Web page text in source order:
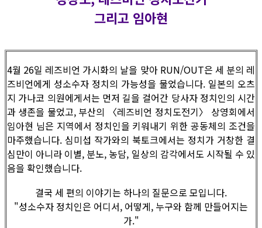
그리고 임아현
4월 26일 레즈비언 가시화의 날을 맞아 RUN/OUT은 세 분의 레
즈비언에게 성소수자 정치의 가능성을 물었습니다. 일본의 오츠
지 가나코 의원에게서는 먼저 길을 걸어간 당사자 정치인의 시간
과 생존을 물었고, 부산의 〈레즈비언 정치도전기〉 상영회에서
임아현 님은 지역에서 정치인을 키워내기 위한 공동체의 조건을
마주했습니다. 심미섭 작가와의 북토크에서는 정치가 거창한 결
심만이 아니라 이별, 분노, 농담, 일상의 감각에서도 시작될 수 있
음을 확인했습니다.
결국 세 편의 이야기는 하나의 질문으로 모입니다.
"성소수자 정치인은 어디서, 어떻게, 누구와 함께 만들어지는
가."